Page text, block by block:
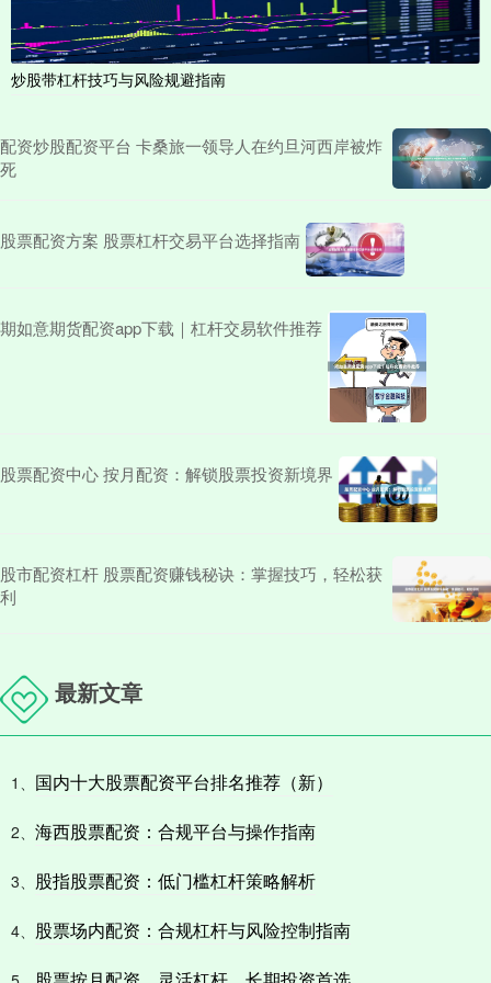
炒股带杠杆技巧与风险规避指南
配资炒股配资平台 卡桑旅一领导人在约旦河西岸被炸
死
股票配资方案 股票杠杆交易平台选择指南
期如意期货配资app下载｜杠杆交易软件推荐
股票配资中心 按月配资：解锁股票投资新境界
股市配资杠杆 股票配资赚钱秘诀：掌握技巧，轻松获
利
最新文章
1、 国内十大股票配资平台排名推荐（新）
2、 海西股票配资：合规平台与操作指南
3、 股指股票配资：低门槛杠杆策略解析
4、 股票场内配资：合规杠杆与风险控制指南